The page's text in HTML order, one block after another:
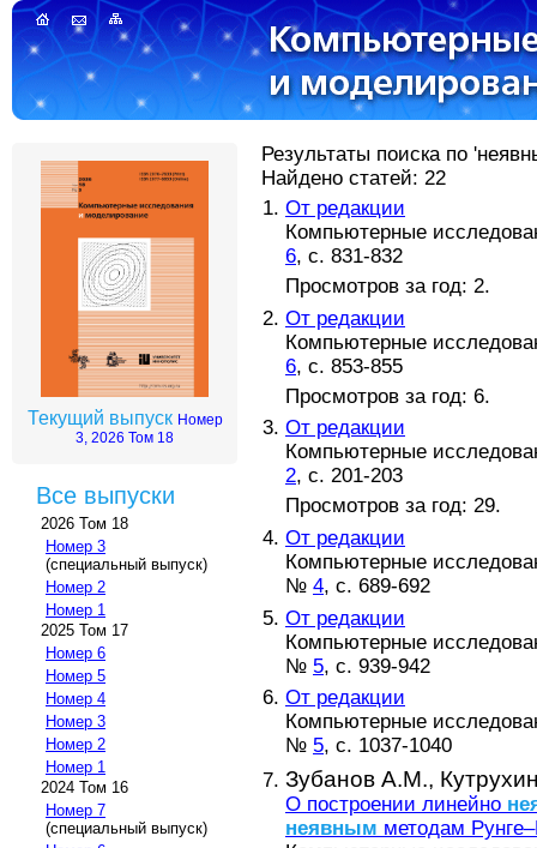
Текущий выпуск Номер
3, 2026 Том 18
Все выпуски
2026 Том 18
Номер 3
(специальный выпуск)
Номер 2
Номер 1
2025 Том 17
Номер 6
Номер 5
Номер 4
Номер 3
Номер 2
Номер 1
2024 Том 16
Номер 7
(специальный выпуск)
Результаты поиска по
Найдено статей: 22
От редакции
Компьютерные
6, с. 831-832
Просмотров за год: 2.
От редакции
Компьютерные
6, с. 853-855
Просмотров за год: 6.
От редакции
Компьютерные
2, с. 201-203
Просмотров за год: 29.
От редакции
Компьютерные
№ 4, с. 689-692
От редакции
Компьютерные
№ 5, с. 939-942
От редакции
Компьютерные
№ 5, с. 1037-1040
Зубанов А.М.,
О построении линейно
неявным методам